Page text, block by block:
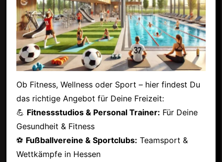
Ob Fitness, Wellness oder Sport – hier findest Du
das richtige Angebot für Deine Freizeit:
💪 Fitnessstudios & Personal Trainer: Für Deine
Gesundheit & Fitness
⚽ Fußballvereine & Sportclubs: Teamsport &
Wettkämpfe in Hessen